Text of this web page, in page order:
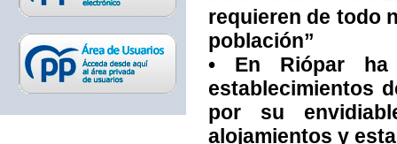
requieren de todo
población”
• En Riópar ha
establecimientos
por su
alojamientos y